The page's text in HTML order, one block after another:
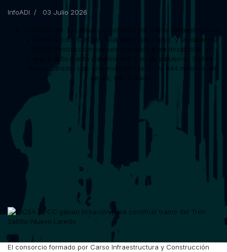
InfoADI 03 Julio 2026
Descripción: El consorcio formado por Carso Infraestructura
y Construcción (CICSA), filial de Grupo Carso, y la española
FCC Construcción fue seleccionado para desarrollar el
tramo Saltillo-Santa Catarina del Tren de pasajeros Saltillo-
Nuevo Laredo, con una inversión de 31 mil 844 millones de
pesos, IVA incluido.
El consorcio formado por Carso Infraestructura y Construcción